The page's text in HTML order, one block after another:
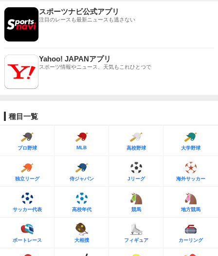
スポーツナビ公式アプリ
注目のレースも最新ニュースも逃さない
Yahoo! JAPANアプリ
スポーツ情報やニュース、天気もこれひとつで
種目一覧
プロ野球 MLB 高校野球 大学野球
独立リーグ 侍ジャパン Jリーグ 海外サッカー
サッカー代表 高校年代 競馬 地方競馬
ボートレース 大相撲 フィギュア カーリング